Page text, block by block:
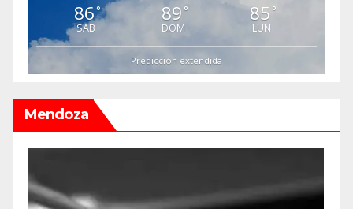
86°
SAB
89 °
DOM
85 °
LUN
Predicción extendida
Mendoza